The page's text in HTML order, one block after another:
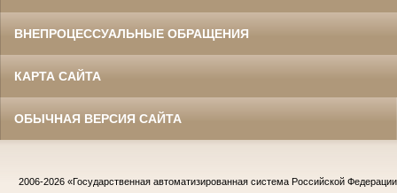
ВНЕПРОЦЕССУАЛЬНЫЕ ОБРАЩЕНИЯ
КАРТА САЙТА
ОБЫЧНАЯ ВЕРСИЯ САЙТА
2006-2026 «Государственная автоматизированная система Российской